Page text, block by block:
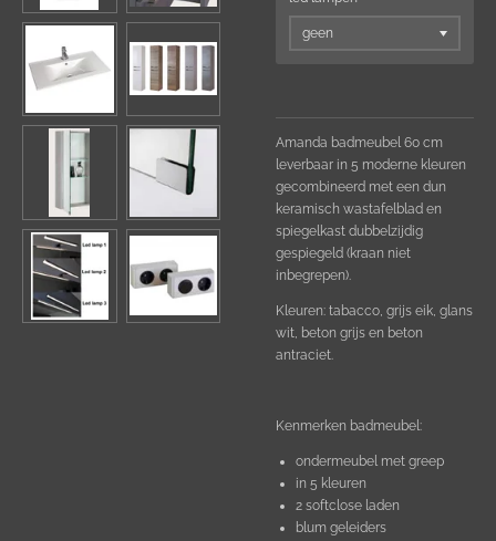
Amanda badmeubel 60 cm
leverbaar in 5 moderne kleuren
gecombineerd met een dun
keramisch wastafelblad en
spiegelkast dubbelzijdig
gespiegeld (kraan niet
inbegrepen).
Kleuren: tabacco, grijs eik, glans
wit, beton grijs en beton
antraciet.
Kenmerken badmeubel:
ondermeubel met greep
in 5 kleuren
2 softclose laden
blum geleiders